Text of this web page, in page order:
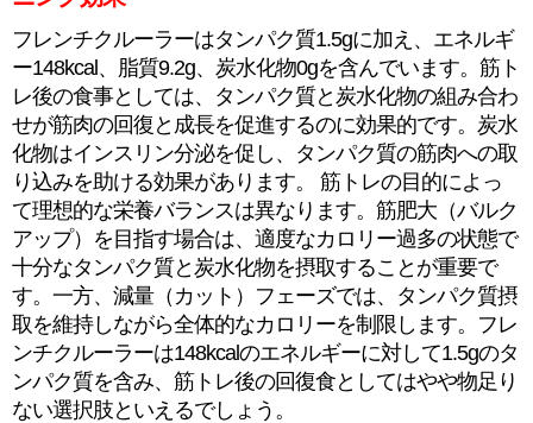
フレンチクルーラーはタンパク質1.5gに加え、エネルギ
ー148kcal、脂質9.2g、炭水化物0gを含んでいます。筋ト
レ後の食事としては、タンパク質と炭水化物の組み合わ
せが筋肉の回復と成長を促進するのに効果的です。炭水
化物はインスリン分泌を促し、タンパク質の筋肉への取
り込みを助ける効果があります。 筋トレの目的によっ
て理想的な栄養バランスは異なります。筋肥大（バルク
アップ）を目指す場合は、適度なカロリー過多の状態で
十分なタンパク質と炭水化物を摂取することが重要で
す。一方、減量（カット）フェーズでは、タンパク質摂
取を維持しながら全体的なカロリーを制限します。フレ
ンチクルーラーは148kcalのエネルギーに対して1.5gのタ
ンパク質を含み、筋トレ後の回復食としてはやや物足り
ない選択肢といえるでしょう。